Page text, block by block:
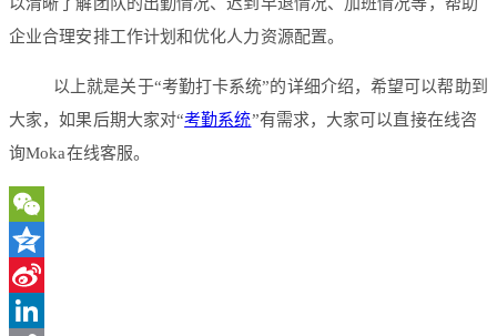
企业合理安排工作计划和优化人力资源配置。
以上就是关于“考勤打卡系统”的详细介绍，希望可以帮助到
大家，如果后期大家对“考勤系统”有需求，大家可以直接在线咨
询Moka在线客服。
WeChat
Qzone
Sina